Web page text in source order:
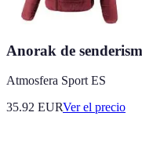
Anorak de
Atmosfera Sport ES
35.92 EURVer el precio